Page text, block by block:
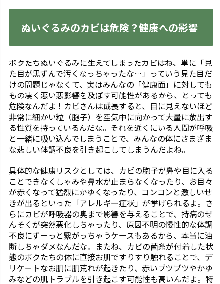
ぬいぐるみのカビは危険？健康への影響
ボクたちぬいぐるみに生えてしまったカビはね、単に「見
た目が黒ずんで汚くなっちゃったな…」っていう見た目だ
けの問題じゃなくて、実はみんなの「健康面」に対しても
もの凄く悪い悪影響を及ぼす可能性があるから、とっても
危険なんだよ！カビさんは成長すると、目に見えないほど
非常に細かい粒（胞子）を空気中に向かって大量に放出す
る性質を持っているんだな。それを近くにいる人間が呼吸
と一緒に吸い込んでしまうことで、みんなの体にさまざま
な悲しい体調不良を引き起こしてしまうんだよね。
具体的な健康リスクとしては、カビの胞子が鼻や目に入る
ことできなくしゃみや鼻水が止まらなくなったり、お目々
が赤くなって猛烈にかゆくなったり、コンコンと激しいせ
きが出るといった「アレルギー症状」が挙げられるよ。さ
らにカビが呼吸器の奥まで影響を与えることで、持病のぜ
んそくが突然悪化しちゃったり、原因不明の慢性的な体調
不良にずーっと繋がっちゃうケースもあるから、本当に油
断しちゃダメなんだな。またね、カビの菌糸が付着した状
態のボクたちの体に直接お肌ですりすり触れることで、デ
リケートなお肌に肌荒れが起きたり、赤いブツブツやかゆ
みなどの肌トラブルを引き起こす可能性も高いんだよ。特